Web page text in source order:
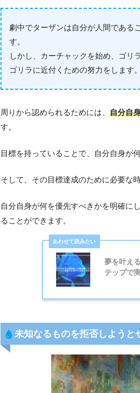
劇中でターザンは自分が人間である
す。
しかし、カーチャックを始め、ゴリ
ゴリラに近付くための努力をします。
周りから認められるためには、 自分自
す。
目標を持っていることで、自分自身が
そして、その目標達成のために必要な
自分自身が何を優先すべきかを明確に
ることができます。
夢を叶え
テップで
未知なるものを拒否しようと